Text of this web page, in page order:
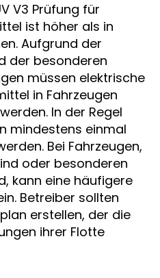
V3 Prüfung für
ist höher als in
Aufgrund der
der besonderen
müssen elektrische
in Fahrzeugen
In der Regel
mindestens einmal
Bei Fahrzeugen,
oder besonderen
kann eine häufigere
Betreiber sollten
erstellen, der die
ihrer Flotte